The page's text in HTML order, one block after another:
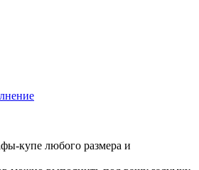
купе любого размера и